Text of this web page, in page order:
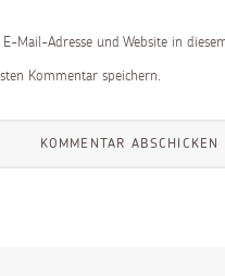
E-Mail-Adresse und Website in
Kommentar speichern.